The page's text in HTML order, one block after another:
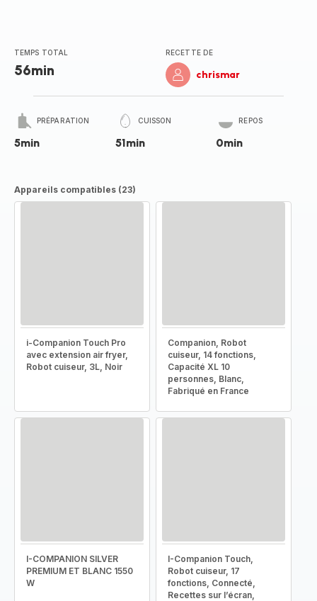
TEMPS TOTAL
56min
RECETTE DE
chrismar
PRÉPARATION
5min
CUISSON
51min
REPOS
0min
Appareils compatibles (23)
i-Companion Touch Pro
avec extension air fryer,
Robot cuiseur, 3L, Noir
Companion, Robot
cuiseur, 14 fonctions,
Capacité XL 10
personnes, Blanc,
Fabriqué en France
I-COMPANION SILVER
PREMIUM ET BLANC 1550
W
I-Companion Touch,
Robot cuiseur, 17
fonctions, Connecté,
Recettes sur l’écran,